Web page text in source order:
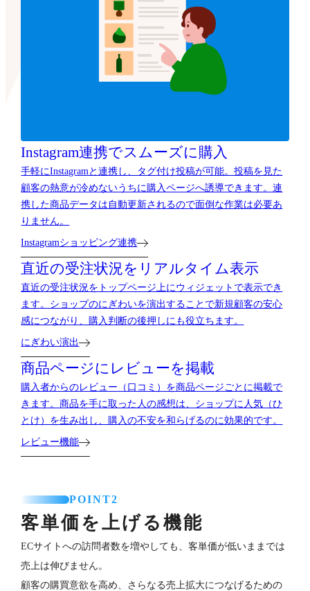
Instagram連携でスムーズに購入
手軽にInstagramと連携し、タグ付け投稿が可能。投稿を見た
顧客の熱意が冷めないうちに購入ページへ誘導できます。連
携した商品データは自動更新されるので面倒な作業は必要あ
りません。
Instagramショッピング連携
直近の受注状況をリアルタイム表示
直近の受注状況をトップページ上にウィジェットで表示でき
ます。ショップのにぎわいを演出することで新規顧客の安心
感につながり、購入判断の後押しにも役立ちます。
にぎわい演出
商品ページにレビューを掲載
購入者からのレビュー（口コミ）を商品ページごとに掲載で
きます。商品を手に取った人の感想は、ショップに人気（ひ
とけ）を生み出し、購入の不安を和らげるのに効果的です。
レビュー機能
POINT2
客単価を上げる機能
ECサイトへの訪問者数を増やしても、客単価が低いままでは
売上は伸びません。
顧客の購買意欲を高め、さらなる売上拡大につなげるための